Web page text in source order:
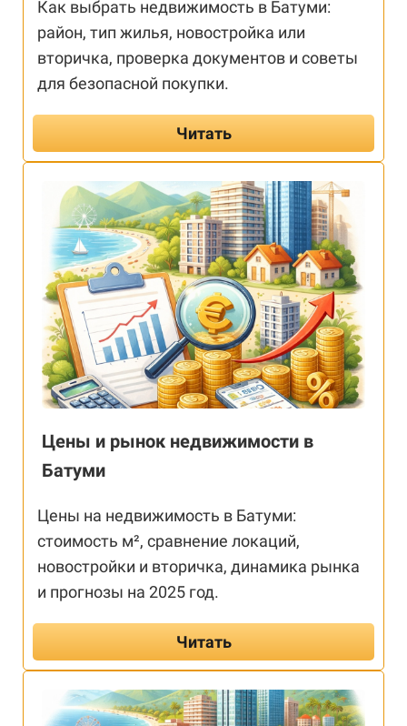
Как выбрать недвижимость в Батуми:
район, тип жилья, новостройка или
вторичка, проверка документов и советы
для безопасной покупки.
Читать
Цены и рынок недвижимости в
Батуми
Цены на недвижимость в Батуми:
стоимость м², сравнение локаций,
новостройки и вторичка, динамика рынка
и прогнозы на 2025 год.
Читать